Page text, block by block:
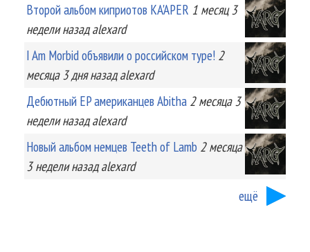
Второй альбом киприотов KA'APER 1 месяц 3
неделиназад alexard
I Am Morbid объявили о российском туре! 2
месяца 3 дняназад alexard
Дебютный EP американцев Abitha 2 месяца 3
неделиназад alexard
Новый альбом немцев Teeth of Lamb 2 месяца
3 неделиназад alexard
ещё